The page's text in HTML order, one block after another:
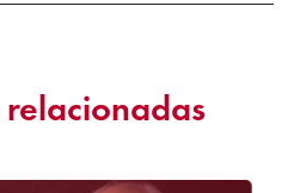
relacionadas